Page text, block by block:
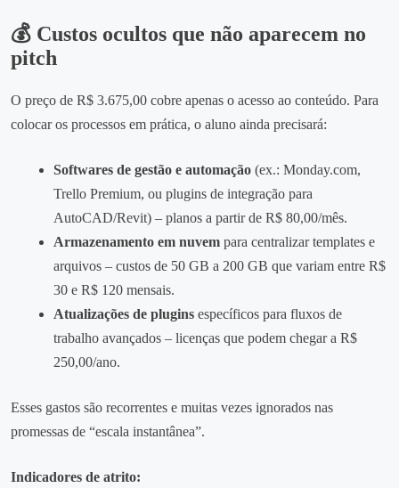
💰 Custos ocultos que não aparecem no
pitch
O preço de R$ 3.675,00 cobre apenas o acesso ao conteúdo. Para
colocar os processos em prática, o aluno ainda precisará:
Softwares de gestão e automação (ex.: Monday.com,
Trello Premium, ou plugins de integração para
AutoCAD/Revit) – planos a partir de R$ 80,00/mês.
Armazenamento em nuvem para centralizar templates e
arquivos – custos de 50 GB a 200 GB que variam entre R$
30 e R$ 120 mensais.
Atualizações de plugins específicos para fluxos de
trabalho avançados – licenças que podem chegar a R$
250,00/ano.
Esses gastos são recorrentes e muitas vezes ignorados nas
promessas de “escala instantânea”.
Indicadores de atrito: